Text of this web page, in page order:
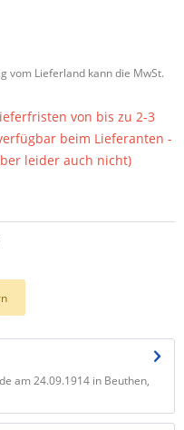
vom Lieferland kann die MwSt.
von bis zu 2-3
beim Lieferanten -
leider auch nicht)
am 24.09.1914 in Beuthen,